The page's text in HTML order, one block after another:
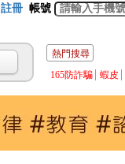
註冊 帳號
熱門搜尋
165防詐騙
蝦皮